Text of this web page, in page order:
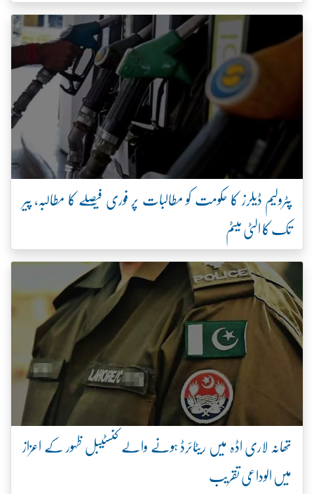
پٹرولیم ڈیلرز کا حکومت کو مطالبات پر فوری فیصلے کا مطالبہ، پیر
تک کا الٹی میٹم
تھانہ لاری اڈہ میں ریٹائرڈ ہونے والے کنسٹیبل ظہور کے اعزاز
میں الوداعی تقریب